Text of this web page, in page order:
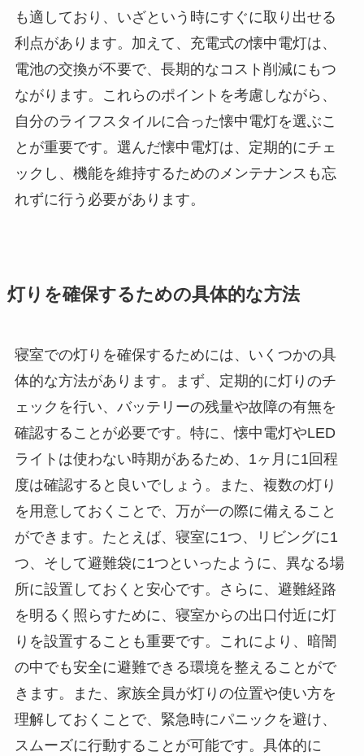
も適しており、いざという時にすぐに取り出せる
利点があります。加えて、充電式の懐中電灯は、
電池の交換が不要で、長期的なコスト削減にもつ
ながります。これらのポイントを考慮しながら、
自分のライフスタイルに合った懐中電灯を選ぶこ
とが重要です。選んだ懐中電灯は、定期的にチェ
ックし、機能を維持するためのメンテナンスも忘
れずに行う必要があります。
灯りを確保するための具体的な方法
寝室での灯りを確保するためには、いくつかの具
体的な方法があります。まず、定期的に灯りのチ
ェックを行い、バッテリーの残量や故障の有無を
確認することが必要です。特に、懐中電灯やLED
ライトは使わない時期があるため、1ヶ月に1回程
度は確認すると良いでしょう。また、複数の灯り
を用意しておくことで、万が一の際に備えること
ができます。たとえば、寝室に1つ、リビングに1
つ、そして避難袋に1つといったように、異なる場
所に設置しておくと安心です。さらに、避難経路
を明るく照らすために、寝室からの出口付近に灯
りを設置することも重要です。これにより、暗闇
の中でも安全に避難できる環境を整えることがで
きます。また、家族全員が灯りの位置や使い方を
理解しておくことで、緊急時にパニックを避け、
スムーズに行動することが可能です。具体的に